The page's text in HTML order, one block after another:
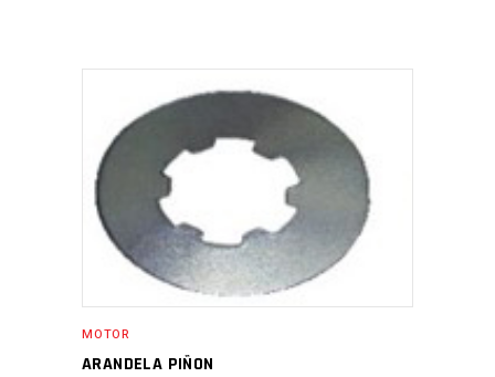
MOTOR
ARANDELA PIÑON